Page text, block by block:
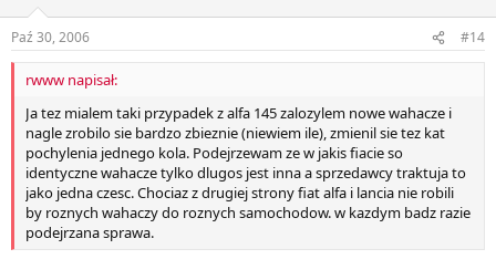
Paź 30, 2006 #14
rwww napisał:
Ja tez mialem taki przypadek z alfa 145 zalozylem nowe wahacze i
nagle zrobilo sie bardzo zbieznie (niewiem ile), zmienil sie tez kat
pochylenia jednego kola. Podejrzewam ze w jakis fiacie so
identyczne wahacze tylko dlugos jest inna a sprzedawcy traktuja to
jako jedna czesc. Chociaz z drugiej strony fiat alfa i lancia nie robili
by roznych wahaczy do roznych samochodow. w kazdym badz razie
podejrzana sprawa.